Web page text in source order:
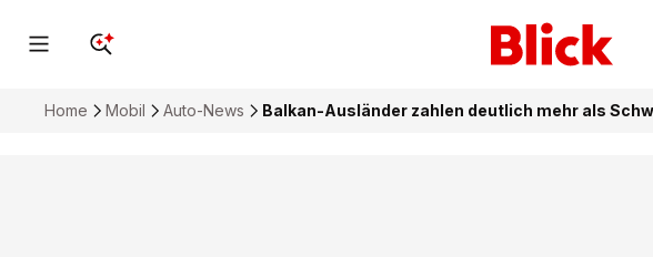
Home Mobil Auto-News Balkan-Ausländer zahlen deutlich mehr als